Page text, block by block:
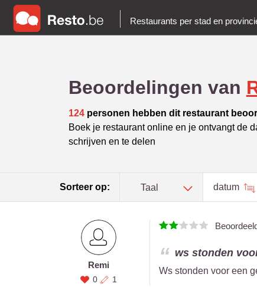
Restaurants per stad en
Beoordelingen van
124personen hebben dit restaurant
Boek je restaurant online en je ontvangt de
schrijven en te delen
Sorteer op: Taal datum
Remi
0 1
ws stonden
Ws stonden voor een